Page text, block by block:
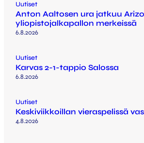
Uutiset
Anton Aaltosen ura jatkuu
yliopistojalkapallon merkeissä
6.8.2026
Uutiset
Karvas 2-1-tappio Salossa
6.8.2026
Uutiset
Keskiviikkoillan vieraspelissä
4.8.2026